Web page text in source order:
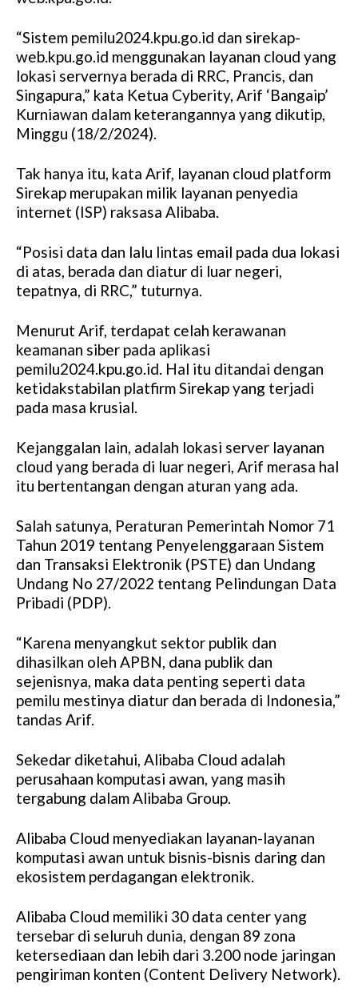
“Sistem pemilu2024.kpu.go.id dan sirekap-
web.kpu.go.id menggunakan layanan cloud yang
lokasi servernya berada di RRC, Prancis, dan
Singapura,” kata Ketua Cyberity, Arif ‘Bangaip’
Kurniawan dalam keterangannya yang dikutip,
Minggu (18/2/2024).
Tak hanya itu, kata Arif, layanan cloud platform
Sirekap merupakan milik layanan penyedia
internet (ISP) raksasa Alibaba.
“Posisi data dan lalu lintas email pada dua lokasi
di atas, berada dan diatur di luar negeri,
tepatnya, di RRC,” tuturnya.
Menurut Arif, terdapat celah kerawanan
keamanan siber pada aplikasi
pemilu2024.kpu.go.id. Hal itu ditandai dengan
ketidakstabilan platfirm Sirekap yang terjadi
pada masa krusial.
Kejanggalan lain, adalah lokasi server layanan
cloud yang berada di luar negeri, Arif merasa hal
itu bertentangan dengan aturan yang ada.
Salah satunya, Peraturan Pemerintah Nomor 71
Tahun 2019 tentang Penyelenggaraan Sistem
dan Transaksi Elektronik (PSTE) dan Undang
Undang No 27/2022 tentang Pelindungan Data
Pribadi (PDP).
“Karena menyangkut sektor publik dan
dihasilkan oleh APBN, dana publik dan
sejenisnya, maka data penting seperti data
pemilu mestinya diatur dan berada di Indonesia,”
tandas Arif.
Sekedar diketahui, Alibaba Cloud adalah
perusahaan komputasi awan, yang masih
tergabung dalam Alibaba Group.
Alibaba Cloud menyediakan layanan-layanan
komputasi awan untuk bisnis-bisnis daring dan
ekosistem perdagangan elektronik.
Alibaba Cloud memiliki 30 data center yang
tersebar di seluruh dunia, dengan 89 zona
ketersediaan dan lebih dari 3.200 node jaringan
pengiriman konten (Content Delivery Network).